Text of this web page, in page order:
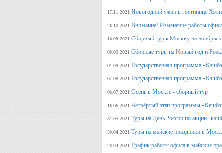
17.11.2021 Новогодний ужин в гостинице
26.10.2021 Внимание! Изменение работы
16.09.2021 Сборный тур в Москву на
08.09.2021 Сборные туры на Новый год и
01.09.2021 Государственная программа
02.08.2021 Государственная программа
06.07.2021 Осень в Москве - сборный тур
16.06.2021 Четвёртый этап программы
31.05.2021 Туры на День России по акции
30.04.2021 Туры на майские праздники в
28.04.2021 График работы офиса в майские